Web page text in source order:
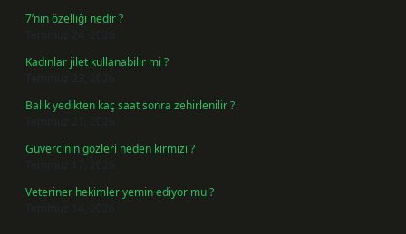
7’nin özelliği nedir ?
Temmuz 24, 2026
Kadınlar jilet kullanabilir mi ?
Temmuz 23, 2026
Balık yedikten kaç saat sonra zehirlenilir ?
Temmuz 21, 2026
Güvercinin gözleri neden kırmızı ?
Temmuz 17, 2026
Veteriner hekimler yemin ediyor mu ?
Temmuz 14, 2026